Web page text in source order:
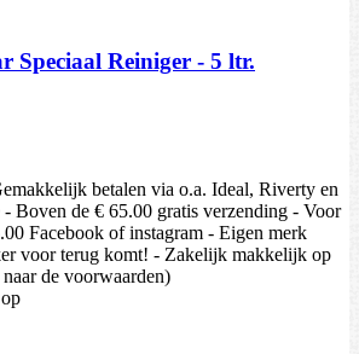
Speciaal Reiniger - 5 ltr.
betalen via o.a. Ideal, Riverty en
Boven de € 65.00 gratis verzending - Voor
Facebook of instagram - Eigen merk
voor terug komt! - Zakelijk makkelijk op
de voorwaarden)